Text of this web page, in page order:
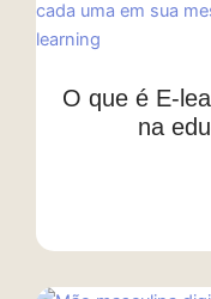
O que é E-
na